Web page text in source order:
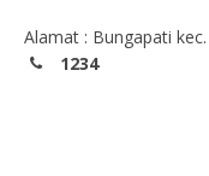
Alamat : Bungapati
1234